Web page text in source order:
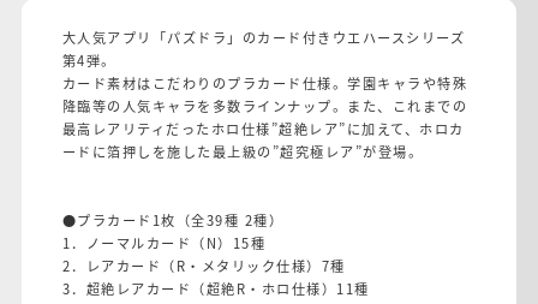
大人気アプリ「パズドラ」のカード付きウエハースシリーズ
第4弾。
カード素材はこだわりのプラカード仕様。学園キャラや特殊
降臨等の人気キャラを多数ラインナップ。また、これまでの
最高レアリティだったホロ仕様”超絶レア”に加えて、ホロカ
ードに箔押しを施した最上級の”超究極レア”が登場。
●プラカード1枚（全39種 2種）
1．ノーマルカード（N）15種
2．レアカード（R・メタリック仕様）7種
3．超絶レアカード（超絶R・ホロ仕様）11種